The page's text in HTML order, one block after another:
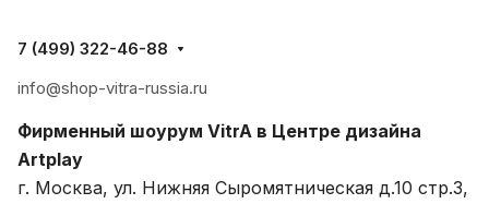
7 (499) 322-46-88
info@shop-vitra-russia.ru
Фирменный шоурум VitrA в Центре дизайна
Artplay
г. Москва, ул. Нижняя Сыромятническая д.10 стр.3,